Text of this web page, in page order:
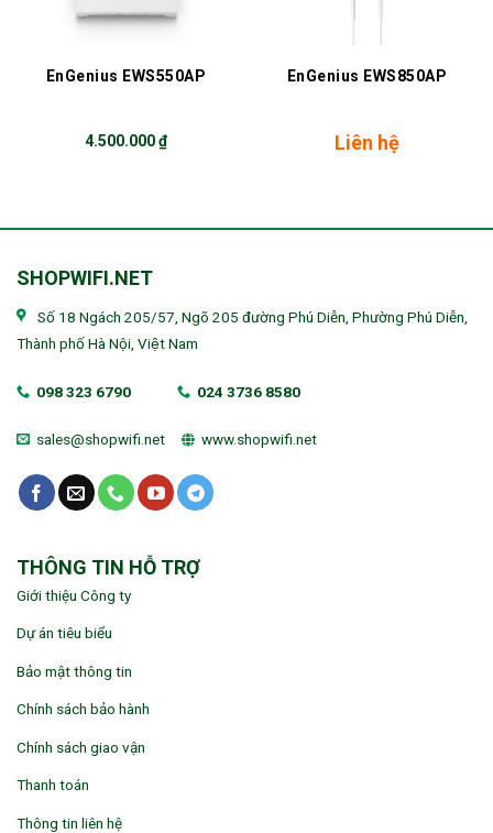
EnGenius EWS550AP
4.500.000₫
EnGenius EWS850AP
Liên hệ
SHOPWIFI.NET
Số 18 Ngách 205/57, Ngõ 205 đường Phú Diễn, Phường Phú Diễn,
Thành phố Hà Nội, Việt Nam
098 323 6790 024 3736 8580
sales@shopwifi.net www.shopwifi.net
THÔNG TIN HỖ TRỢ
Giới thiệu Công ty
Dự án tiêu biểu
Bảo mật thông tin
Chính sách bảo hành
Chính sách giao vận
Thanh toán
Thông tin liên hệ